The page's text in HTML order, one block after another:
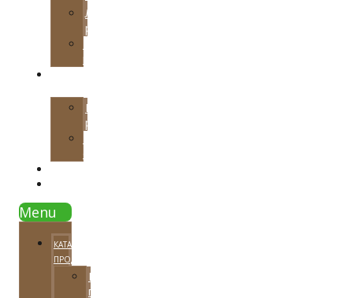
Локальная
реставрация
планы
Примеры
работ
Menu
КАТАЛОГ
ПРОДУКЦИИ
Напольные
покрытия